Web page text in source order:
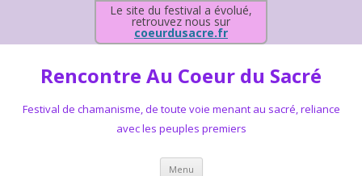
Le site du festival a évolué,
retrouvez nous sur
coeurdusacre.fr
Rencontre Au Coeur du Sacré
Festival de chamanisme, de toute voie menant au sacré, reliance
avec les peuples premiers
Menu Aller au contenu principal